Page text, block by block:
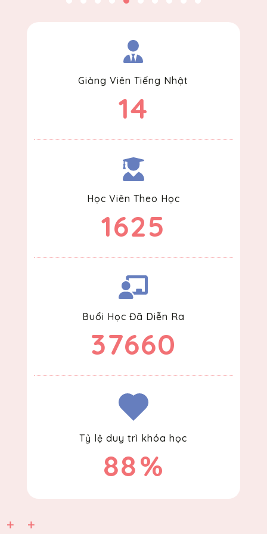
Giảng Viên Tiếng Nhật
14
Học Viên Theo Học
1625
Buổi Học Đã Diễn Ra
37660
Tỷ lệ duy trì khóa học
88%